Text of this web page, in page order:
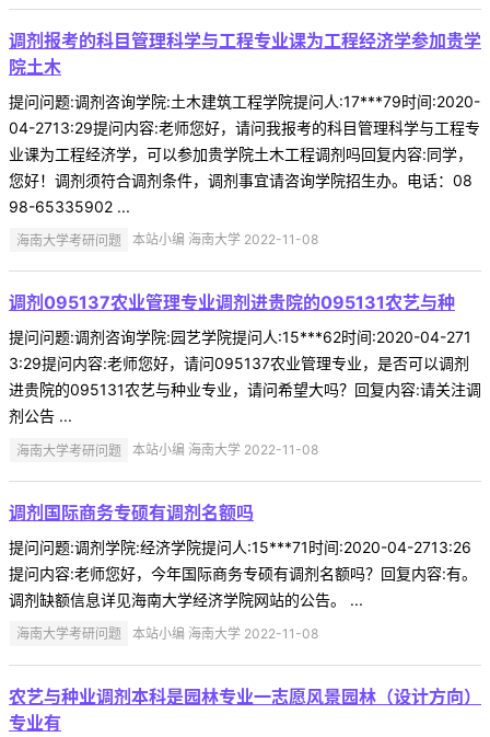
调剂报考的科目管理科学与工程专业课为工程经济学参加贵学
院土木
提问问题:调剂咨询学院:土木建筑工程学院提问人:17***79时间:2020-
04-2713:29提问内容:老师您好，请问我报考的科目管理科学与工程专
业课为工程经济学，可以参加贵学院土木工程调剂吗回复内容:同学，
您好！调剂须符合调剂条件，调剂事宜请咨询学院招生办。电话：08
98-65335902 ...
海南大学考研问题 本站小编 海南大学 2022-11-08
调剂095137农业管理专业调剂进贵院的095131农艺与种
提问问题:调剂咨询学院:园艺学院提问人:15***62时间:2020-04-271
3:29提问内容:老师您好，请问095137农业管理专业，是否可以调剂
进贵院的095131农艺与种业专业，请问希望大吗？回复内容:请关注调
剂公告 ...
海南大学考研问题 本站小编 海南大学 2022-11-08
调剂国际商务专硕有调剂名额吗
提问问题:调剂学院:经济学院提问人:15***71时间:2020-04-2713:26
提问内容:老师您好，今年国际商务专硕有调剂名额吗？回复内容:有。
调剂缺额信息详见海南大学经济学院网站的公告。 ...
海南大学考研问题 本站小编 海南大学 2022-11-08
农艺与种业调剂本科是园林专业一志愿风景园林（设计方向）
专业有